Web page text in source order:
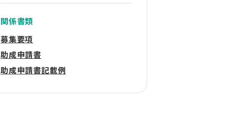
関係書類
募集要項
助成申請書
助成申請書記載例